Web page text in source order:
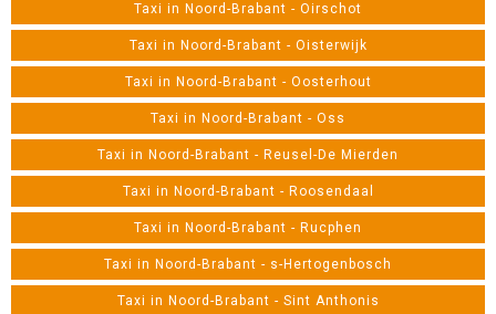
Taxi in Noord-Brabant - Oirschot
Taxi in Noord-Brabant - Oisterwijk
Taxi in Noord-Brabant - Oosterhout
Taxi in Noord-Brabant - Oss
Taxi in Noord-Brabant - Reusel-De Mierden
Taxi in Noord-Brabant - Roosendaal
Taxi in Noord-Brabant - Rucphen
Taxi in Noord-Brabant - s-Hertogenbosch
Taxi in Noord-Brabant - Sint Anthonis